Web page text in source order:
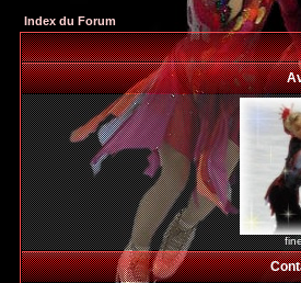
Index du Forum